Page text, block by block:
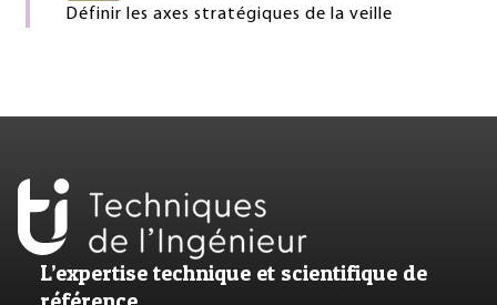
Définir les axes stratégiques de la veille
L’expertise technique et scientifique de